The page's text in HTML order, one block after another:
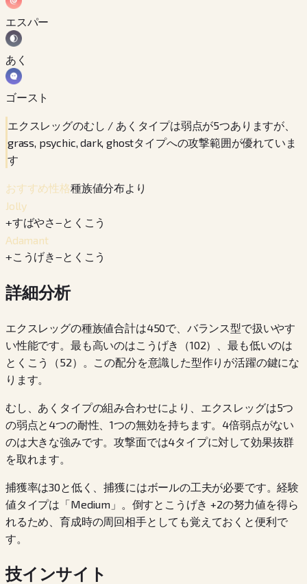
エスパー
あく
ゴースト
エクスレッグのむし / あくタイプは弱点が5つありますが、
grass, psychic, dark, ghostタイプへの攻撃範囲が優れていま
す
おすすめ性格種族値分布より
Jolly
+すばやさ−とくこう
Adamant
+こうげき−とくこう
詳細分析
エクスレッグの種族値合計は450で、バランス型で扱いやす
い性能です。最も高いのはこうげき（102）、最も低いのは
とくこう（52）。この配分を意識した型作りが活躍の鍵にな
ります。
むし、あくタイプの組み合わせにより、エクスレッグは5つ
の弱点と4つの耐性、1つの無効を持ちます。4倍弱点がない
のは大きな強みです。攻撃面では4タイプに対して効果抜群
を取れます。
捕獲率は30と低く、捕獲にはボールの工夫が必要です。経験
値タイプは「Medium」。倒すとこうげき +2の努力値を得ら
れるため、育成時の周回相手としても覚えておくと便利で
す。
技インサイト